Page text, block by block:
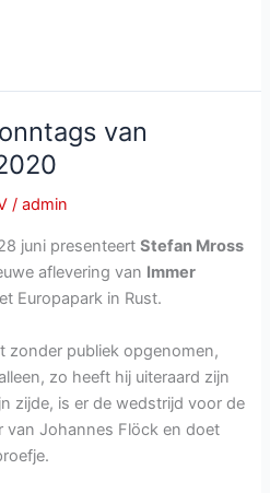
van
/admin
juni presenteertStefan Mross
aflevering van Immer
Europapark in Rust.
zonder publiek opgenomen,
zo heeft hij uiteraard zijn
zijde, is er de wedstrijd voor de
van Johannes Flöck en doet